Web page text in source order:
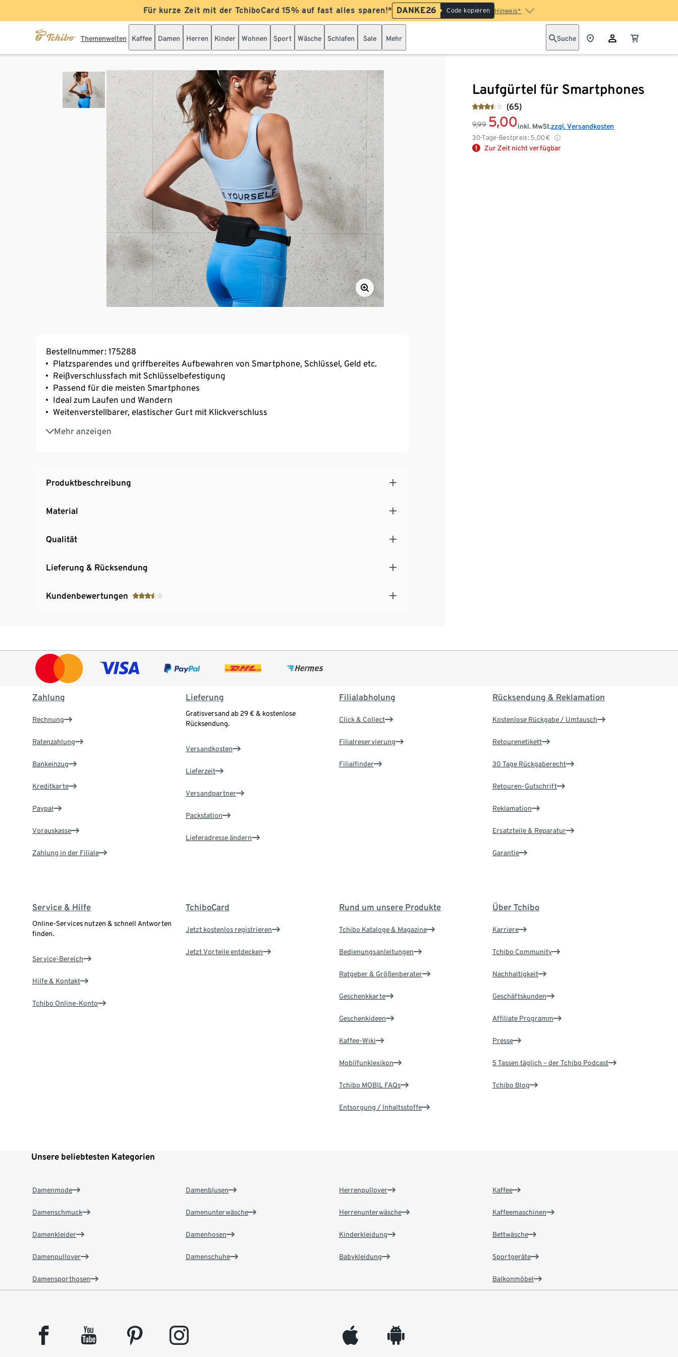
Für kurze Zeit mit der TchiboCard 15% auf fast alles sparen!* DANKE26 Code kopieren Hinweis*
Themenwelten Kaffee Damen Herren Kinder Wohnen Sport Wäsche Schlafen Sale Mehr Suche
Laufgürtel für Smartphones
(65)
9,99 5,00
30-Tage-Bestpreis: 5,00€
inkl. MwSt.zzgl. Versandkosten
Zur Zeit nicht verfügbar
Bestellnummer: 175288
Platzsparendes und griffbereites Aufbewahren von Smartphone, Schlüssel, Geld etc.
Reißverschlussfach mit Schlüsselbefestigung
Passend für die meisten Smartphones
Ideal zum Laufen und Wandern
Weitenverstellbarer, elastischer Gurt mit Klickverschluss
Mehr anzeigen
Dieser Sportgürtel beinhaltet Produktionsabfälle.
Produktbeschreibung
Material
Qualität
Lieferung & Rücksendung
Kundenbewertungen
Zahlung
Rechnung
Ratenzahlung
Bankeinzug
Kreditkarte
Paypal
Vorauskasse
Zahlung in der Filiale
Lieferung
Gratisversand ab 29 € & kostenlose
Rücksendung.
Versandkosten
Lieferzeit
Versandpartner
Packstation
Lieferadresse ändern
Filialabholung
Click & Collect
Filialreservierung
Filialfinder
Rücksendung & Reklamation
Kostenlose Rückgabe / Umtausch
Retourenetikett
30 Tage Rückgaberecht
Retouren-Gutschrift
Reklamation
Ersatzteile & Reparatur
Garantie
Service & Hilfe
Online-Services nutzen & schnell Antworten
finden.
Service-Bereich
Hilfe & Kontakt
Tchibo Online-Konto
TchiboCard
Jetzt kostenlos registrieren
Jetzt Vorteile entdecken
Rund um unsere Produkte
Tchibo Kataloge & Magazine
Bedienungsanleitungen
Ratgeber & Größenberater
Geschenkkarte
Geschenkideen
Kaffee-Wiki
Mobilfunklexikon
Tchibo MOBIL FAQs
Entsorgung / Inhaltsstoffe
Über Tchibo
Karriere
Tchibo Community
Nachhaltigkeit
Geschäftskunden
Affiliate Programm
Presse
5 Tassen täglich – der Tchibo Podcast
Tchibo Blog
Unsere beliebtesten Kategorien
Damenmode
Damenschmuck
Damenkleider
Damenpullover
Damensporthosen
Damenblusen
Damenunterwäsche
Damenhosen
Damenschuhe
Herrenpullover
Herrenunterwäsche
Kinderkleidung
Babykleidung
Kaffee
Kaffeemaschinen
Bettwäsche
Sportgeräte
Balkonmöbel
facebook youtube pinterest instagram appleinc android